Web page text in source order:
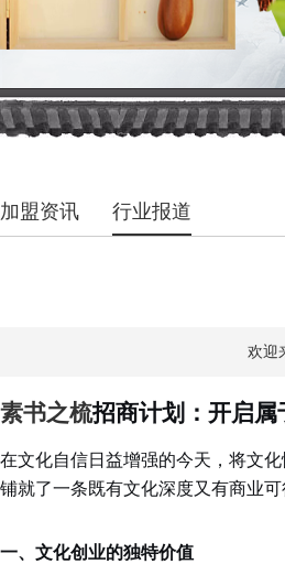
加盟资讯 行业报道
欢迎
素书之梳招商计划：开启
在文化自信日益增强的今天，将文
铺就了一条既有文化深度又有商业可
一、文化创业的独特价值